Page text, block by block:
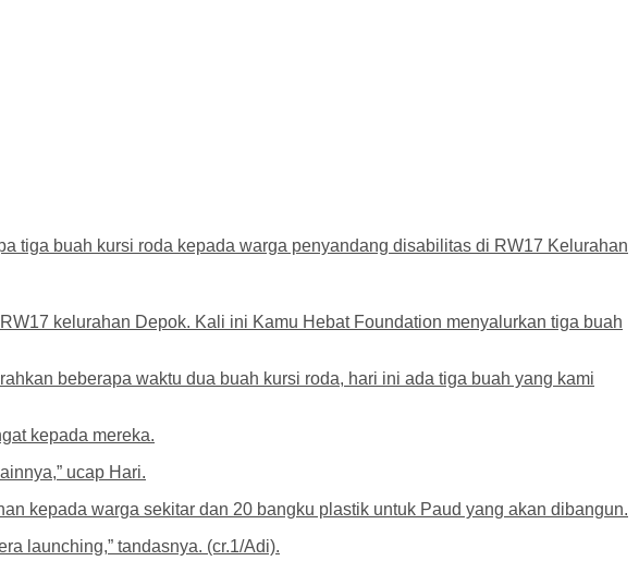
tiga buah kursi roda kepada warga penyandang disabilitas di RW17 Kelurahan
kelurahan Depok. Kali ini Kamu Hebat Foundation menyalurkan tiga buah
beberapa waktu dua buah kursi roda, hari ini ada tiga buah yang kami
kepada mereka.
ucap Hari.
kepada warga sekitar dan 20 bangku plastik untuk Paud yang akan dibangun.
launching,” tandasnya. (cr.1/Adi).